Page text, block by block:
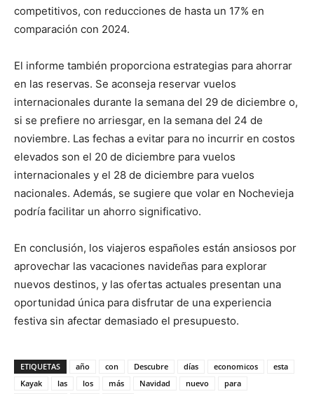
competitivos, con reducciones de hasta un 17% en
comparación con 2024.
El informe también proporciona estrategias para ahorrar
en las reservas. Se aconseja reservar vuelos
internacionales durante la semana del 29 de diciembre o,
si se prefiere no arriesgar, en la semana del 24 de
noviembre. Las fechas a evitar para no incurrir en costos
elevados son el 20 de diciembre para vuelos
internacionales y el 28 de diciembre para vuelos
nacionales. Además, se sugiere que volar en Nochevieja
podría facilitar un ahorro significativo.
En conclusión, los viajeros españoles están ansiosos por
aprovechar las vacaciones navideñas para explorar
nuevos destinos, y las ofertas actuales presentan una
oportunidad única para disfrutar de una experiencia
festiva sin afectar demasiado el presupuesto.
ETIQUETAS año con Descubre días economicos
esta
Kayak
las los más Navidad nuevo
para